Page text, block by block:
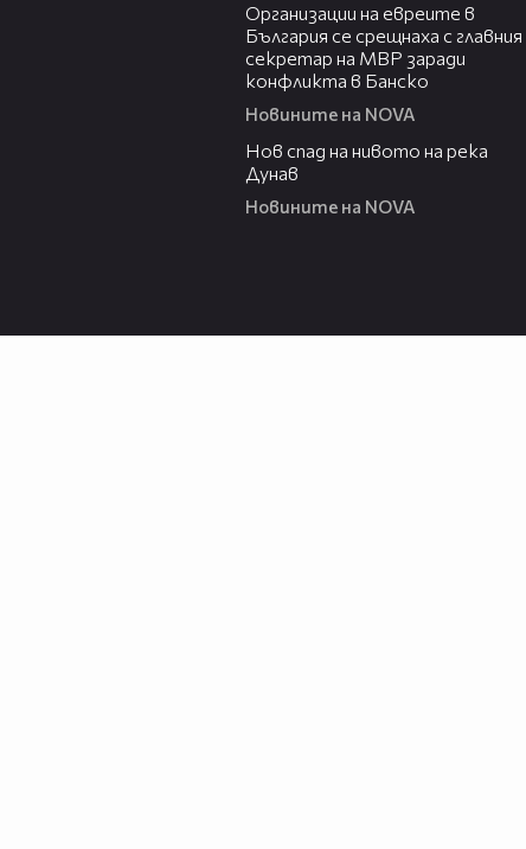
Организации на евреите в
България се срещнаха с главния
секретар на МВР заради
конфликта в Банско
Новините на NOVA
Нов спад на нивото на река
Дунав
Новините на NOVA